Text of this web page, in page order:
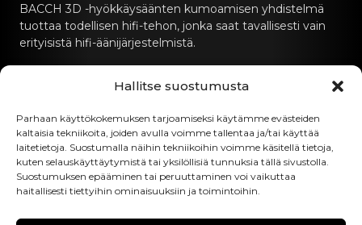
Hallitse suostumusta
Parhaan käyttökokemuksen tarjoamiseksi käytämme evästeiden
kaltaisia tekniikoita, joiden avulla voimme tallentaa ja/tai käyttää
laitetietoja. Suostumalla näihin tekniikoihin voimme käsitellä tietoja,
kuten selauskäyttäytymistä tai yksilöllisiä tunnuksia tällä sivustolla.
Suostumuksen epääminen tai peruuttaminen voi vaikuttaa
haitallisesti tiettyihin ominaisuuksiin ja toimintoihin.
BACCH 3D -hyökkäysäänten kumoamisen yhdistelmä
tuottaa todellisen hifi-tehon, jonka saat tavallisesti vain
erityisistä hifi-äänijärjestelmistä.
hello@canvashifi.com
Soita numeroon +45 29 75 00 45
CANVAS HiFi ApS
Flade Engvej 4